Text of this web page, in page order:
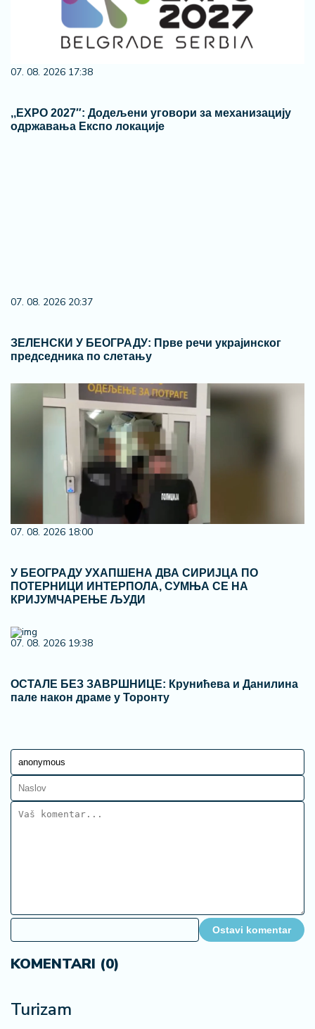
07. 08. 2026 17:38
,,ЕXPO 2027″: Додељени уговори за механизацију
одржавања Експо локације
07. 08. 2026 20:37
ЗЕЛЕНСКИ У БЕОГРАДУ: Прве речи украјинског
председника по слетању
07. 08. 2026 18:00
У БЕОГРАДУ УХАПШЕНА ДВА СИРИЈЦА ПО
ПОТЕРНИЦИ ИНТЕРПОЛА, СУМЊА СЕ НА
КРИЈУМЧАРЕЊЕ ЉУДИ
07. 08. 2026 19:38
ОСТАЛЕ БЕЗ ЗАВРШНИЦЕ: Крунићева и Данилина
пале након драме у Торонту
Ostavi komentar
KOMENTARI (0)
Turizam